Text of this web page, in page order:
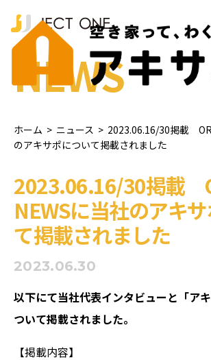
NEWS
ホーム > ニュース > 2023.06.16/30掲載
のアキサポについて掲載されました
2023.06.16/30掲載
NEWSに当社のアキ
て掲載されました
2023.06.30
以下にて当社代表インタビューと「ア
ついて掲載されました。
【掲載内容】